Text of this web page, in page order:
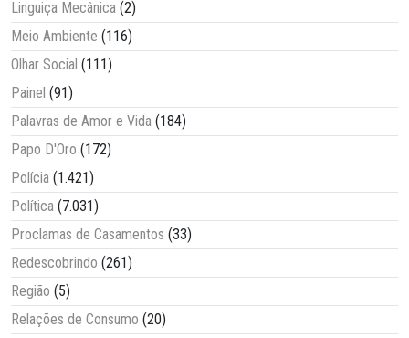
Linguiça Mecânica (2)
Meio Ambiente (116)
Olhar Social (111)
Painel (91)
Palavras de Amor e Vida (184)
Papo D'Oro (172)
Polícia (1.421)
Política (7.031)
Proclamas de Casamentos (33)
Redescobrindo (261)
Região (5)
Relações de Consumo (20)